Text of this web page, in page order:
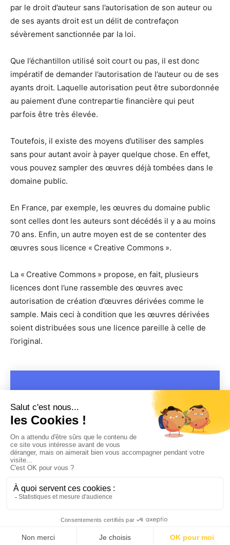
par le droit d’auteur sans l’autorisation de son auteur ou
de ses ayants droit est un délit de contrefaçon
sévèrement sanctionnée par la loi.
Que l’échantillon utilisé soit court ou pas, il est donc
impératif de demander l’autorisation de l’auteur ou de ses
ayants droit. Laquelle autorisation peut être subordonnée
au paiement d’une contrepartie financière qui peut
parfois être très élevée.
Toutefois, il existe des moyens d’utiliser des samples
sans pour autant avoir à payer quelque chose. En effet,
vous pouvez sampler des œuvres déjà tombées dans le
domaine public.
En France, par exemple, les œuvres du domaine public
sont celles dont les auteurs sont décédés il y a au moins
70 ans. Enfin, un autre moyen est de se contenter des
œuvres sous licence « Creative Commons ».
La « Creative Commons » propose, en fait, plusieurs
licences dont l’une rassemble des œuvres avec
autorisation de création d’œuvres dérivées comme le
sample. Mais ceci à condition que les œuvres dérivées
soient distribuées sous une licence pareille à celle de
l’original.
MENTIONS LÉGALES-POLITIQUE DE CONFIDENTIALITÉ